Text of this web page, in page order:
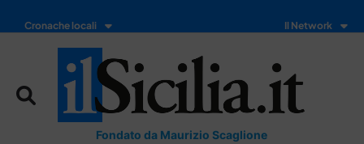
Cronache locali Il Network
Fondato da Maurizio Scaglione